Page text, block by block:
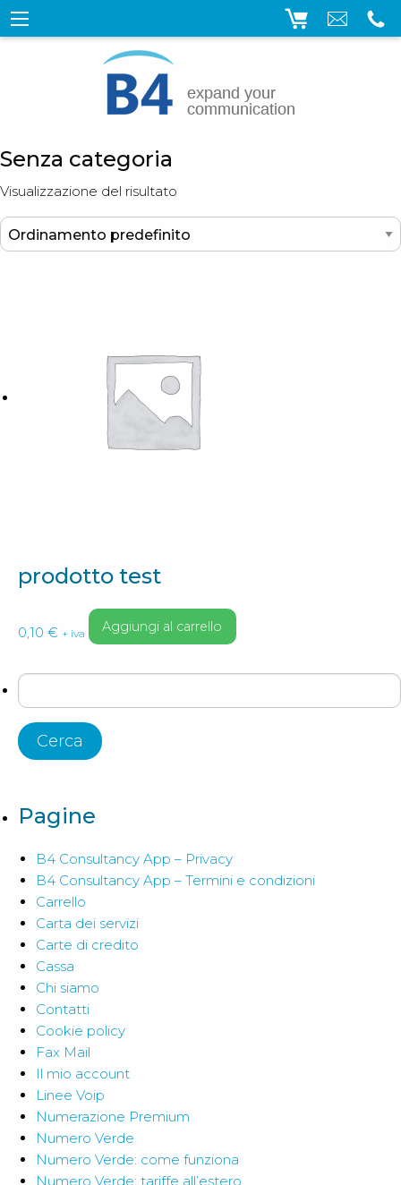
Senza categoria
Visualizzazione del risultato
prodotto test
0,10 € + iva Aggiungi al carrello
Ricerca
per:
Pagine
B4 Consultancy App – Privacy
B4 Consultancy App – Termini e condizioni
Carrello
Carta dei servizi
Carte di credito
Cassa
Chi siamo
Contatti
Cookie policy
Fax Mail
Il mio account
Linee Voip
Numerazione Premium
Numero Verde
Numero Verde: come funziona
Numero Verde: tariffe all’estero